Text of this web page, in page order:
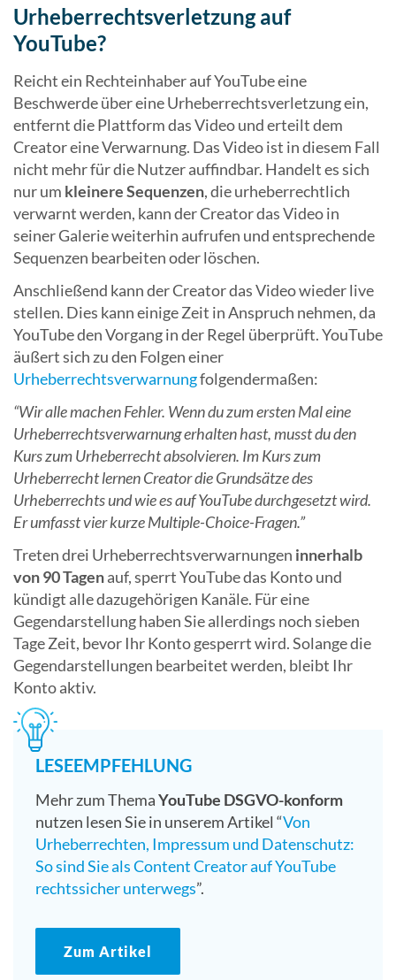
Urheberrechtsverletzung auf
YouTube?
Reicht ein Rechteinhaber auf YouTube eine
Beschwerde über eine Urheberrechtsverletzung ein,
entfernt die Plattform das Video und erteilt dem
Creator eine Verwarnung. Das Video ist in diesem Fall
nicht mehr für die Nutzer auffindbar. Handelt es sich
nur um kleinere Sequenzen, die urheberrechtlich
verwarnt werden, kann der Creator das Video in
seiner Galerie weiterhin aufrufen und entsprechende
Sequenzen bearbeiten oder löschen.
Anschließend kann der Creator das Video wieder live
stellen. Dies kann einige Zeit in Anspruch nehmen, da
YouTube den Vorgang in der Regel überprüft. YouTube
äußert sich zu den Folgen einer
Urheberrechtsverwarnungfolgendermaßen:
“Wir alle machen Fehler. Wenn du zum ersten Mal eine
Urheberrechtsverwarnung erhalten hast, musst du den
Kurs zum Urheberrecht absolvieren. Im Kurs zum
Urheberrecht lernen Creator die Grundsätze des
Urheberrechts und wie es auf YouTube durchgesetzt wird.
Er umfasst vier kurze Multiple-Choice-Fragen.”
Treten drei Urheberrechtsverwarnungen innerhalb
von 90 Tagenauf, sperrt YouTube das Konto und
kündigt alle dazugehörigen Kanäle. Für eine
Gegendarstellung haben Sie allerdings noch sieben
Tage Zeit, bevor Ihr Konto gesperrt wird. Solange die
Gegendarstellungen bearbeitet werden, bleibt Ihr
Konto aktiv.
LESEEMPFEHLUNG
Mehr zum ThemaYouTube DSGVO-konform
nutzen lesen Sie in unserem Artikel “Von
Urheberrechten, Impressum und Datenschutz:
So sind Sie als Content Creator auf YouTube
rechtssicher unterwegs”.
Zum Artikel